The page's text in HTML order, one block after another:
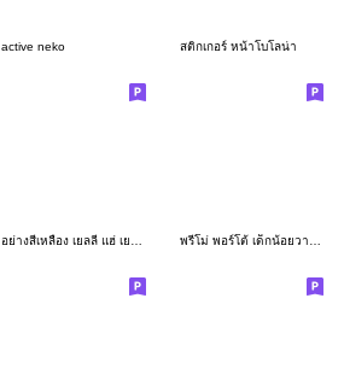
active neko สติกเกอร์ หน้าโบโลน่า